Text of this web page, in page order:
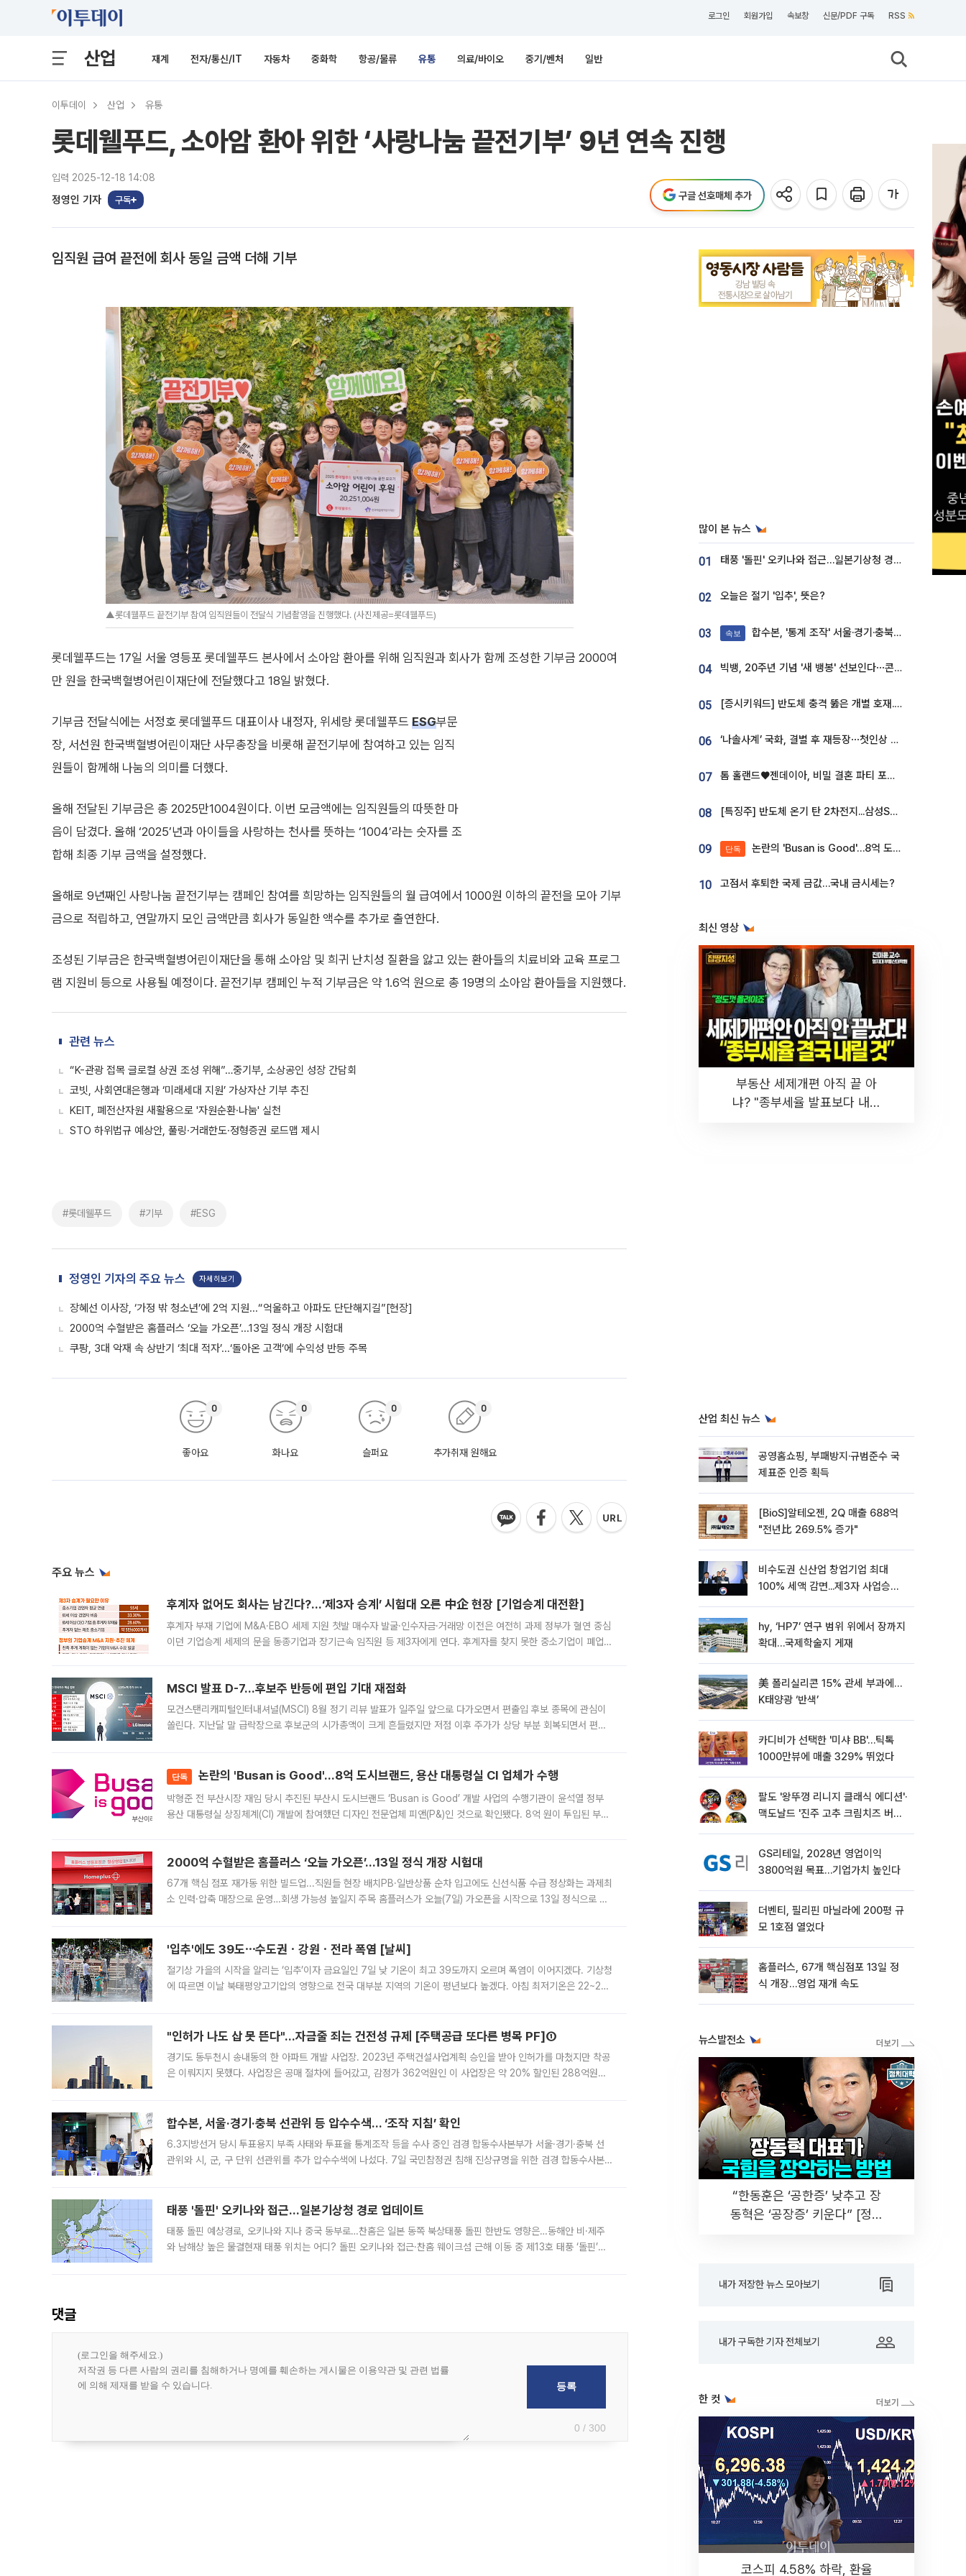
로그인 회원가입 속보창 신문/PDF 구독 RSS
산업 재계 전자/통신/IT 자동차 중화학 항공/물류 유통 의료/바이오 중기/벤처 일반
이투데이 산업 유통
롯데웰푸드, 소아암 환아 위한 ‘사랑나눔 끝전기부’ 9년 연속 진행
입력 2025-12-18 14:08
정영인 기자 구독 구글 선호매체 추가
임직원 급여 끝전에 회사 동일 금액 더해 기부
▲롯데웰푸드 끝전기부 참여 임직원들이 전달식 기념촬영을 진행했다. (사진제공=롯데웰푸드)
롯데웰푸드는 17일 서울 영등포 롯데웰푸드 본사에서 소아암 환아를 위해 임직원과 회사가 함께 조성한 기부금 2000여
만 원을 한국백혈병어린이재단에 전달했다고 18일 밝혔다.
기부금 전달식에는 서정호 롯데웰푸드 대표이사 내정자, 위세량 롯데웰푸드 ESG부문
장, 서선원 한국백혈병어린이재단 사무총장을 비롯해 끝전기부에 참여하고 있는 임직
원들이 함께해 나눔의 의미를 더했다.
올해 전달된 기부금은 총 2025만1004원이다. 이번 모금액에는 임직원들의 따뜻한 마
음이 담겼다. 올해 ‘2025’년과 아이들을 사랑하는 천사를 뜻하는 ‘1004’라는 숫자를 조
합해 최종 기부 금액을 설정했다.
올해로 9년째인 사랑나눔 끝전기부는 캠페인 참여를 희망하는 임직원들의 월 급여에서 1000원 이하의 끝전을 모아 기부
금으로 적립하고, 연말까지 모인 금액만큼 회사가 동일한 액수를 추가로 출연한다.
조성된 기부금은 한국백혈병어린이재단을 통해 소아암 및 희귀 난치성 질환을 앓고 있는 환아들의 치료비와 교육 프로그
램 지원비 등으로 사용될 예정이다. 끝전기부 캠페인 누적 기부금은 약 1.6억 원으로 총 19명의 소아암 환아들을 지원했다.
관련 뉴스
“K-관광 접목 글로컬 상권 조성 위해”…중기부, 소상공인 성장 간담회
코빗, 사회연대은행과 ‘미래세대 지원’ 가상자산 기부 추진
KEIT, 폐전산자원 새활용으로 '자원순환·나눔' 실천
STO 하위법규 예상안, 풀링·거래한도·정형증권 로드맵 제시
#롯데웰푸드 #기부 #ESG
정영인 기자의 주요 뉴스 자세히보기
장혜선 이사장, ‘가정 밖 청소년’에 2억 지원...“억울하고 아파도 단단해지길”[현장]
2000억 수혈받은 홈플러스 ‘오늘 가오픈’...13일 정식 개장 시험대
쿠팡, 3대 악재 속 상반기 ‘최대 적자’...‘돌아온 고객’에 수익성 반등 주목
좋아요
0
화나요
0
슬퍼요
0
추가취재 원해요
0
주요 뉴스
후계자 없어도 회사는 남긴다?…‘제3자 승계’ 시험대 오른 中企 현장 [기업승계 대전환]
후계자 부재 기업에 M&A·EBO 세제 지원 첫발 매수자 발굴·인수자금·거래망 이전은 여전히 과제 정부가 혈연 중심
이던 기업승계 세제의 문을 동종기업과 장기근속 임직원 등 제3자에게 연다. 후계자를 찾지 못한 중소기업이 폐업
MSCI 발표 D-7…후보주 반등에 편입 기대 재점화
모건스탠리캐피털인터내셔널(MSCI) 8월 정기 리뷰 발표가 일주일 앞으로 다가오면서 편출입 후보 종목에 관심이
쏠린다. 지난달 말 급락장으로 후보군의 시가총액이 크게 흔들렸지만 저점 이후 주가가 상당 부분 회복되면서 편입
단독 논란의 'Busan is Good'…8억 도시브랜드, 용산 대통령실 CI 업체가 수행
박형준 전 부산시장 재임 당시 추진된 부산시 도시브랜드 ‘Busan is Good’ 개발 사업의 수행기관이 윤석열 정부
용산 대통령실 상징체계(CI) 개발에 참여했던 디자인 전문업체 피앤(P&)인 것으로 확인됐다. 8억 원이 투입된 부산
2000억 수혈받은 홈플러스 ‘오늘 가오픈’...13일 정식 개장 시험대
67개 핵심 점포 재가동 위한 빌드업...직원들 현장 배치PB·일반상품 순차 입고에도 신선식품 수급 정상화는 과제최
소 인력·압축 매장으로 운영…회생 가능성 높일지 주목 홈플러스가 오늘(7일) 가오픈을 시작으로 13일 정식으로 재
'입추'에도 39도⋯수도권ㆍ강원ㆍ전라 폭염 [날씨]
절기상 가을의 시작을 알리는 ‘입추’이자 금요일인 7일 낮 기온이 최고 39도까지 오르며 폭염이 이어지겠다. 기상청
에 따르면 이날 북태평양고기압의 영향으로 전국 대부분 지역의 기온이 평년보다 높겠다. 아침 최저기온은 22~27
"인허가 나도 삽 못 뜬다"…자금줄 죄는 건전성 규제 [주택공급 또다른 병목 PF]①
경기도 동두천시 송내동의 한 아파트 개발 사업장. 2023년 주택건설사업계획 승인을 받아 인허가를 마쳤지만 착공
은 이뤄지지 못했다. 사업장은 공매 절차에 들어갔고, 감정가 362억원인 이 사업장은 약 20% 할인된 288억원에
합수본, 서울·경기·충북 선관위 등 압수수색… ‘조작 지침’ 확인
6.3지방선거 당시 투표용지 부족 사태와 투표율 통계조작 등을 수사 중인 검경 합동수사본부가 서울·경기·충북 선
관위와 시, 군, 구 단위 선관위를 추가 압수수색에 나섰다. 7일 국민참정권 침해 진상규명을 위한 검경 합동수사본
태풍 '돌핀' 오키나와 접근…일본기상청 경로 업데이트
태풍 돌핀 예상경로, 오키나와 지나 중국 동부로…찬홈은 일본 동쪽 북상태풍 돌핀 한반도 영향은…동해안 비·제주
와 남해상 높은 물결현재 태풍 위치는 어디? 돌핀 오키나와 접근·찬홈 웨이크섬 근해 이동 중 제13호 태풍 ‘돌핀’이
댓글
0 / 300
많이 본 뉴스
01 태풍 '돌핀' 오키나와 접근…일본기상청 경로 업데이트
02 오늘은 절기 '입추', 뜻은?
03 속보 합수본, '통계 조작' 서울·경기·충북 선관위 등 추가 압수수색
04 빅뱅, 20주년 기념 '새 뱅봉' 선보인다⋯콘서트 앞두고 팝업 개최
05 [증시키워드] 반도체 충격 뚫은 개별 호재...포스코퓨처엠·에코프로·한화솔루션 '눈길'
06 ‘나솔사계’ 국화, 결별 후 재등장⋯첫인상 투표 휩쓸고 ‘인기녀’ 등극
07 톰 홀랜드♥젠데이아, 비밀 결혼 파티 포착⋯호텔 대관비만 9억
08 [특징주] 반도체 온기 탄 2차전지...삼성SDI, 장 초반 7% 넘게 껑충
09 단독 논란의 'Busan is Good'…8억 도시브랜드, 용산 대통령실 CI 업체가 수행
10 고점서 후퇴한 국제 금값…국내 금시세는?
최신 영상
부동산 세제개편 아직 끝 아
냐? "종부세율 발표보다 내릴
산업 최신 뉴스
공영홈쇼핑, 부패방지·규범준수 국
제표준 인증 획득
[BioS]알테오젠, 2Q 매출 688억
"전년比 269.5% 증가"
비수도권 신산업 창업기업 최대
100% 세액 감면...제3자 사업승계
hy, ‘HP7’ 연구 범위 위에서 장까지
확대…국제학술지 게재
美 폴리실리콘 15% 관세 부과에…
K태양광 ‘반색’
카디비가 선택한 '미샤 BB'…틱톡
1000만뷰에 매출 329% 뛰었다
팔도 '왕뚜껑 리니지 클래식 에디션'·
맥도날드 '진주 고추 크림치즈 버거'
GS리테일, 2028년 영업이익
3800억원 목표…기업가치 높인다
더벤티, 필리핀 마닐라에 200평 규
모 1호점 열었다
홈플러스, 67개 핵심점포 13일 정
식 개장…영업 재개 속도
뉴스발전소
“한동훈은 ‘공한증’ 낮추고 장
동혁은 ‘공장증’ 키운다” [정치
내가 저장한 뉴스 모아보기
내가 구독한 기자 전체보기
한 컷
코스피 4.58% 하락, 환율